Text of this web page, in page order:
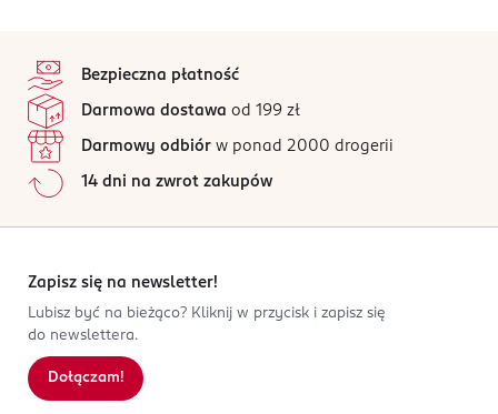
automatycznemu czujnikowi siły nacisku i 2-
minutowemu timerowi
spersonalizowane czyszczenie
Procter&Gamble DS Polska sp. z o.o.
ul. Zabraniecka 20
03-872 Warszawa
Kod EAN
8 700216 611831
Wszystkie opinie są zweryfikowane zakupem.
4
0%
2
1
0%
Sortowanie wg
Bezpieczna płatność
Darmowa dostawa od 199 zł
Darmowy odbiór w ponad 2000 drogerii
14 dni na zwrot zakupów
Zapisz się na newsletter!
Lubisz być na bieżąco? Kliknij w przycisk i zapisz się
do newslettera.
Dołączam!